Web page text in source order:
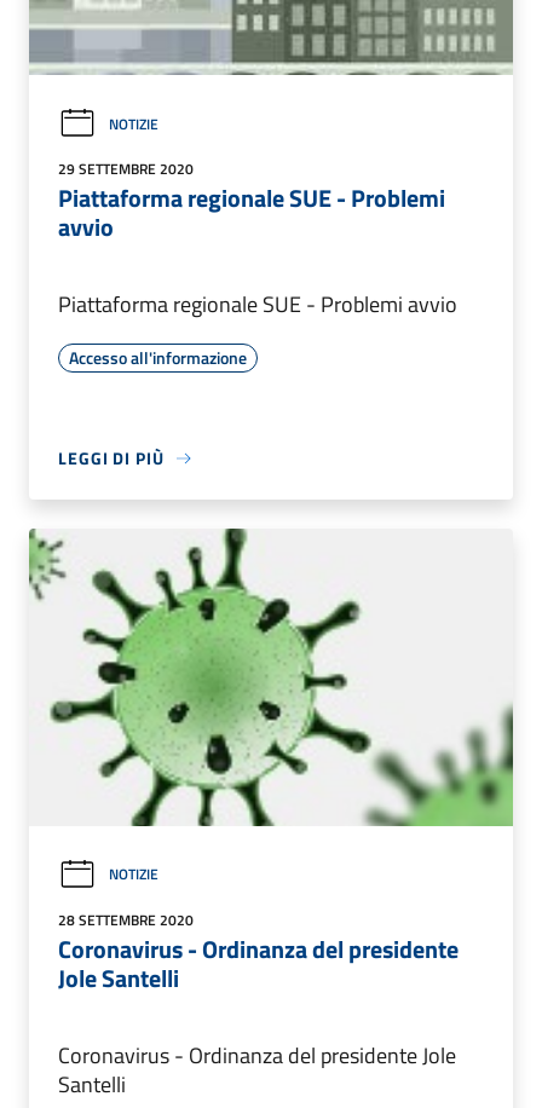
NOTIZIE
29 SETTEMBRE 2020
Piattaforma regionale SUE - Problemi
avvio
Piattaforma regionale SUE - Problemi avvio
Accesso all'informazione
LEGGI DI PIÙ
NOTIZIE
28 SETTEMBRE 2020
Coronavirus - Ordinanza del presidente
Jole Santelli
Coronavirus - Ordinanza del presidente Jole
Santelli